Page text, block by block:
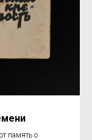
память о